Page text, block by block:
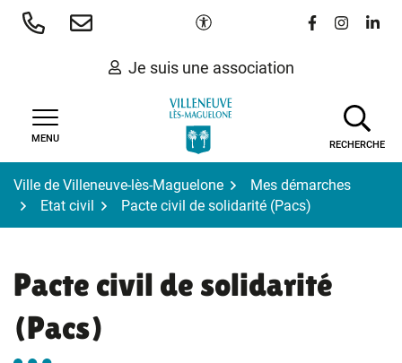
Aller
Paramètres d'accessibilité
Lien vers le
Lien vers
Lien
Je suis une association
MENU
RECHERCHE
Ville de Villeneuve-lès-Maguelone
Mes démarches
Etat civil
Pacte civil de solidarité (Pacs)
Pacte civil de solidarité
(Pacs)